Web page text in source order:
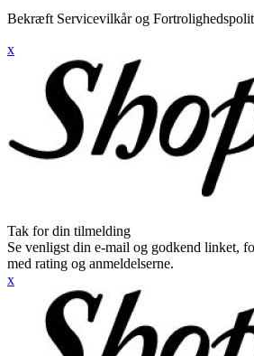
Bekræft Servicevilkår og
x
Tak for din tilmelding
Se venligst din e-mail og godkend linket,
med rating og anmeldelserne.
x